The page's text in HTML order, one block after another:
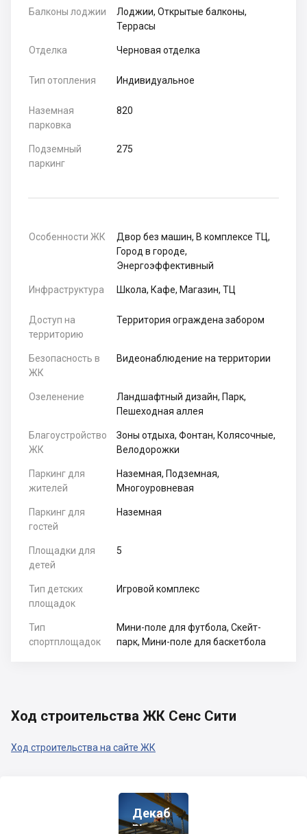
Балконы лоджии
Лоджии, Открытые балконы,
Террасы
Отделка Черновая отделка
Тип отопления Индивидуальное
Наземная
парковка
820
Подземный
паркинг
275
Особенности ЖК
Двор без машин, В комплексе ТЦ,
Город в городе,
Энергоэффективный
Инфраструктура Школа, Кафе, Магазин, ТЦ
Доступ на
территорию
Территория ограждена забором
Безопасность в
ЖК
Видеонаблюдение на территории
Озеленение
Ландшафтный дизайн, Парк,
Пешеходная аллея
Благоустройство
ЖК
Зоны отдыха, Фонтан, Колясочные,
Велодорожки
Паркинг для
жителей
Наземная, Подземная,
Многоуровневая
Паркинг для
гостей
Наземная
Площадки для
детей
5
Тип детских
площадок
Игровой комплекс
Тип
спортплощадок
Мини-поле для футбола, Скейт-
парк, Мини-поле для баскетбола
Ход строительства ЖК Сенс Сити
Ход строительства на сайте ЖК
Декаб
Рь